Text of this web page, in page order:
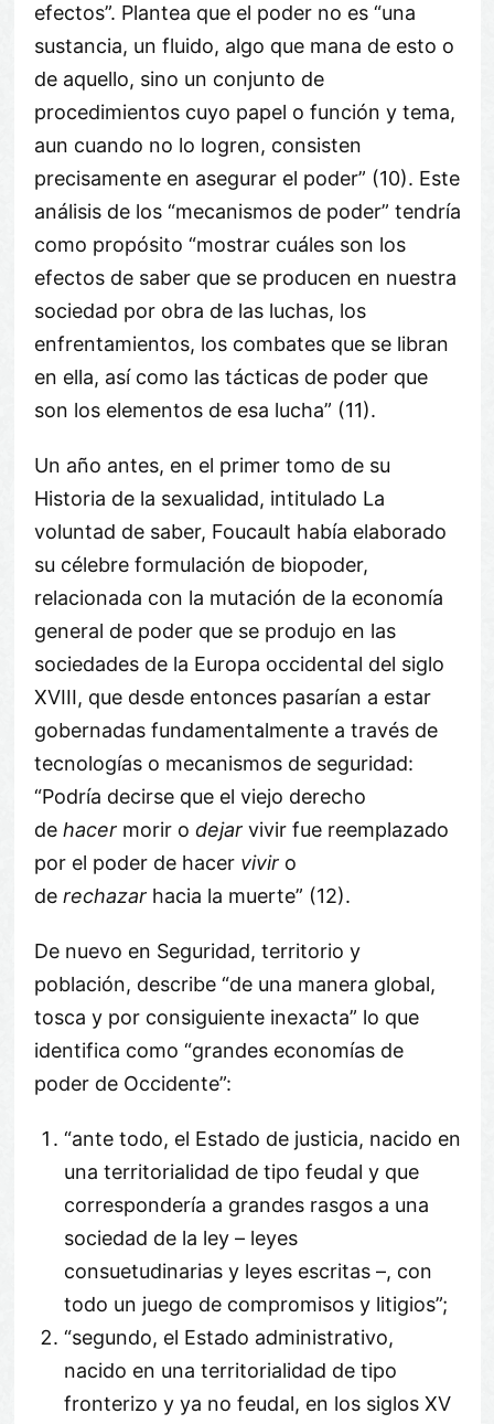
efectos”. Plantea que el poder no es “una
sustancia, un fluido, algo que mana de esto o
de aquello, sino un conjunto de
procedimientos cuyo papel o función y tema,
aun cuando no lo logren, consisten
precisamente en asegurar el poder” (10). Este
análisis de los “mecanismos de poder” tendría
como propósito “mostrar cuáles son los
efectos de saber que se producen en nuestra
sociedad por obra de las luchas, los
enfrentamientos, los combates que se libran
en ella, así como las tácticas de poder que
son los elementos de esa lucha” (11).
Un año antes, en el primer tomo de su
Historia de la sexualidad, intitulado La
voluntad de saber, Foucault había elaborado
su célebre formulación de biopoder,
relacionada con la mutación de la economía
general de poder que se produjo en las
sociedades de la Europa occidental del siglo
XVIII, que desde entonces pasarían a estar
gobernadas fundamentalmente a través de
tecnologías o mecanismos de seguridad:
“Podría decirse que el viejo derecho
de hacermorir o dejarvivir fue reemplazado
por el poder de hacer viviro
de rechazarhacia la muerte” (12).
De nuevo en Seguridad, territorio y
población, describe “de una manera global,
tosca y por consiguiente inexacta” lo que
identifica como “grandes economías de
poder de Occidente”:
“ante todo, el Estado de justicia, nacido en
una territorialidad de tipo feudal y que
correspondería a grandes rasgos a una
sociedad de la ley – leyes
consuetudinarias y leyes escritas –, con
todo un juego de compromisos y litigios”;
“segundo, el Estado administrativo,
nacido en una territorialidad de tipo
fronterizo y ya no feudal, en los siglos XV